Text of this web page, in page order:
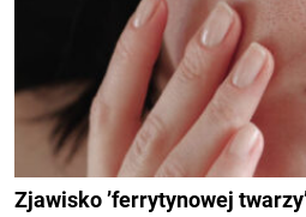
Zjawisko ’ferrytynowej